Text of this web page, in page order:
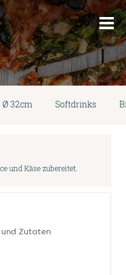
Ø 32cm Softdrinks
und Käse zubereitet.
Zutaten